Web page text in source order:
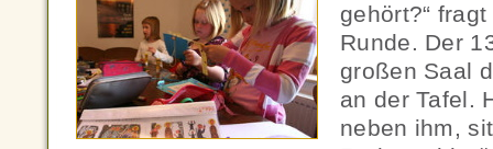
gehört?“
Runde. Der
großen Saal
an der Tafel.
neben ihm,